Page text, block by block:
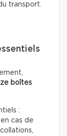
transport.
boîtes
:
cas de